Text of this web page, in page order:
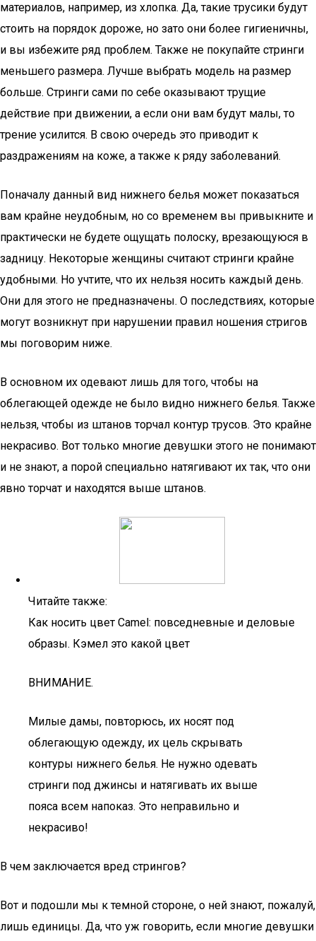
материалов, например, из хлопка. Да, такие трусики будут
стоить на порядок дороже, но зато они более гигиеничны,
и вы избежите ряд проблем. Также не покупайте стринги
меньшего размера. Лучше выбрать модель на размер
больше. Стринги сами по себе оказывают трущие
действие при движении, а если они вам будут малы, то
трение усилится. В свою очередь это приводит к
раздражениям на коже, а также к ряду заболеваний.
Поначалу данный вид нижнего белья может показаться
вам крайне неудобным, но со временем вы привыкните и
практически не будете ощущать полоску, врезающуюся в
задницу. Некоторые женщины считают стринги крайне
удобными. Но учтите, что их нельзя носить каждый день.
Они для этого не предназначены. О последствиях, которые
могут возникнут при нарушении правил ношения стригов
мы поговорим ниже.
В основном их одевают лишь для того, чтобы на
облегающей одежде не было видно нижнего белья. Также
нельзя, чтобы из штанов торчал контур трусов. Это крайне
некрасиво. Вот только многие девушки этого не понимают
и не знают, а порой специально натягивают их так, что они
явно торчат и находятся выше штанов.
Читайте также:
Как носить цвет Camel: повседневные и деловые
образы. Кэмел это какой цвет
ВНИМАНИЕ.
Милые дамы, повторюсь, их носят под
облегающую одежду, их цель скрывать
контуры нижнего белья. Не нужно одевать
стринги под джинсы и натягивать их выше
пояса всем напоказ. Это неправильно и
некрасиво!
В чем заключается вред стрингов?
Вот и подошли мы к темной стороне, о ней знают, пожалуй,
лишь единицы. Да, что уж говорить, если многие девушки